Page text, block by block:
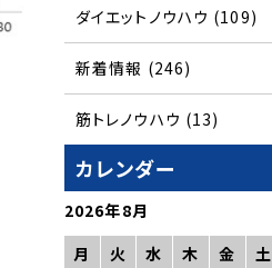
ダイエットノウハウ (109)
新着情報 (246)
筋トレノウハウ (13)
カレンダー
2026年8月
月
火 水 木 金 土